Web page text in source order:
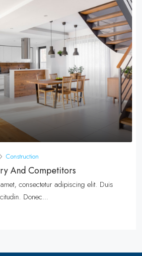
Construction
And Competitors
consectetur adipiscing elit. Duis
Donec...